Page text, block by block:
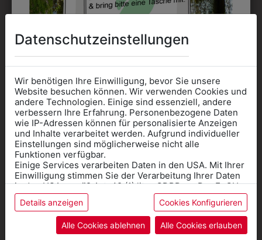
3QUARTERM96
SOCKEN 3ER PACK
€ 13,90
31805PIELA002
PANTOFFEL PIEL-A
€ 45,90
Datenschutzeinstellungen
Wir benötigen Ihre Einwilligung, bevor Sie unsere
Website besuchen können. Wir verwenden Cookies und
andere Technologien. Einige sind essenziell, andere
verbessern Ihre Erfahrung. Personenbezogene Daten
wie IP-Adressen können für personalisierte Anzeigen
und Inhalte verarbeitet werden. Aufgrund individueller
Einstellungen sind möglicherweise nicht alle
Funktionen verfügbar.
Einige Services verarbeiten Daten in den USA. Mit Ihrer
Einwilligung stimmen Sie der Verarbeitung Ihrer Daten
in den USA gemäß Art. 49 (1) lit. a GDPR zu. Der EuGH
stuft die USA als Land mit unzureichendem Datenschutz
ein, und es besteht das Risiko, dass US-Behörden
Daten ohne Klagemöglichkeit für Europäer überwachen.
Details anzeigen Cookies Konfigurieren
Alle Cookies ablehnen Alle Cookies erlauben
Informationen wenn Sie
Kleidung
für die SCHULE
benötigen
Online Shop: Klick auf SCHULE in der
Kategorie und die richtige Schule auswählen.
AnprobeVorort im Geschäft: Termin buchen